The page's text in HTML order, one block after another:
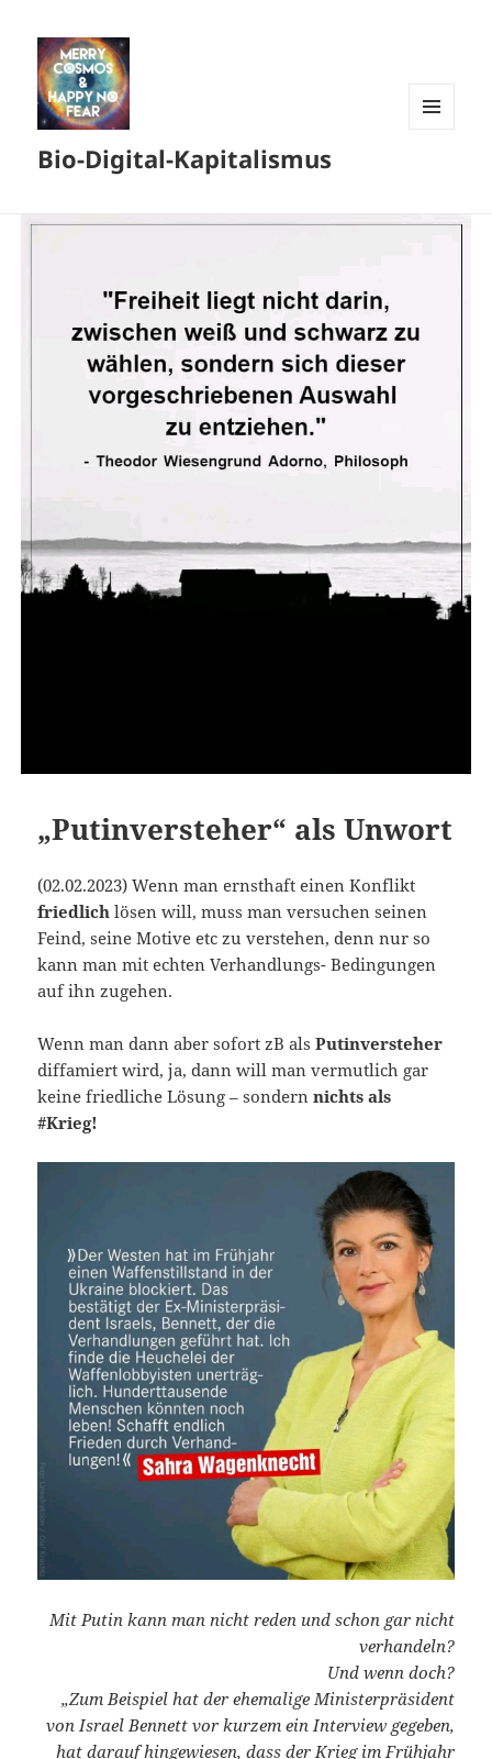
Bio-Digital-Kapitalismus
„Putinversteher“ als Unwort
(02.02.2023) Wenn man ernsthaft einen Konflikt
friedlich lösen will, muss man versuchen seinen
Feind, seine Motive etc zu verstehen, denn nur so
kann man mit echten Verhandlungs- Bedingungen
auf ihn zugehen.
Wenn man dann aber sofort zB alsPutinversteher
diffamiert wird, ja, dann will man vermutlich gar
keine friedliche Lösung – sondernnichts als
#Krieg!
Mit Putin kann man nicht reden und schon gar nicht
verhandeln?
Und wenn doch?
„Zum Beispiel hat der ehemalige Ministerpräsident
von Israel Bennett vor kurzem ein Interview gegeben,
hat darauf hingewiesen, dass der Krieg im Frühjahr